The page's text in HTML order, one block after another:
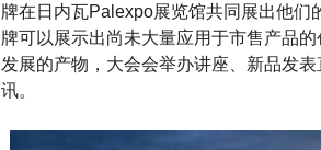
牌在日内瓦Palexpo展览馆共同展出他们
牌可以展示出尚未大量应用于市售产品
发展的产物，大会会举办讲座、新品发
讯。